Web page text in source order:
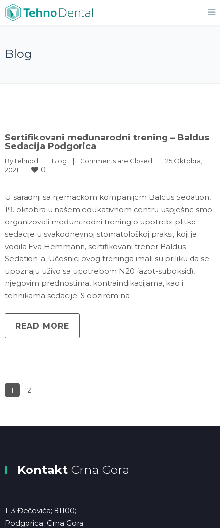
Blog
Sertifikovani međunarodni trening – Baldus
Sedacija Podgorica
By tehnod | Blog | Comments are Closed |
25 Oktobra,
2021 | 0
U saradnji sa njemačkom kompanijom Baldus Sedation,
19. oktobra u našem edukativnom centru uspješno smo
organizovali međunarodni trening o upotrebi plitke
sedacije u svakodnevnoj stomatološkoj praksi, koji je
vodila Eva Hemmann, sertifikovani trener Baldus
Sedation-a. Učesnici ovog treninga imali su priliku da se
upoznaju uživo sa upotrebom N20 (azot-suboksid),
njegovim prednostima, kontraindikacijama, kao i
tehnikama sedacije. S obzirom na
READ MORE
1 2
Kontakt Crna Gora
1-3 Đečevića; 81100;
Podgorica; Crna Gora